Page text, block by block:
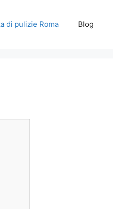
di pulizie Roma Blog